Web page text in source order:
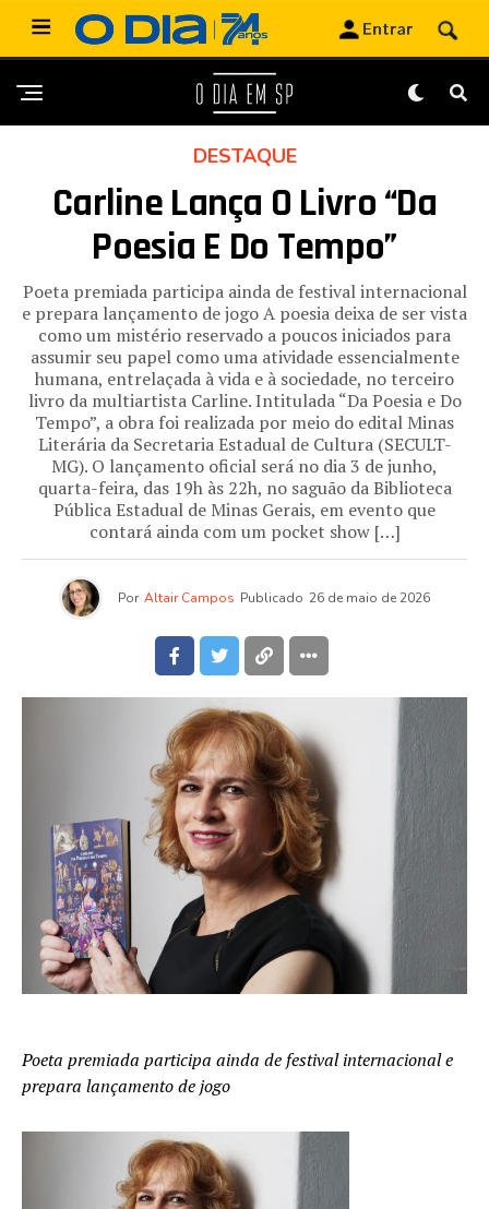
DESTAQUE
Carline Lança O Livro “Da
Poesia E Do Tempo”
Poeta premiada participa ainda de festival internacional
e prepara lançamento de jogo A poesia deixa de ser vista
como um mistério reservado a poucos iniciados para
assumir seu papel como uma atividade essencialmente
humana, entrelaçada à vida e à sociedade, no terceiro
livro da multiartista Carline. Intitulada “Da Poesia e Do
Tempo”, a obra foi realizada por meio do edital Minas
Literária da Secretaria Estadual de Cultura (SECULT-
MG). O lançamento oficial será no dia 3 de junho,
quarta-feira, das 19h às 22h, no saguão da Biblioteca
Pública Estadual de Minas Gerais, em evento que
contará ainda com um pocket show […]
Por Altair Campos Publicado 26 de maio de 2026
Poeta premiada participa ainda de festival internacional e
prepara lançamento de jogo